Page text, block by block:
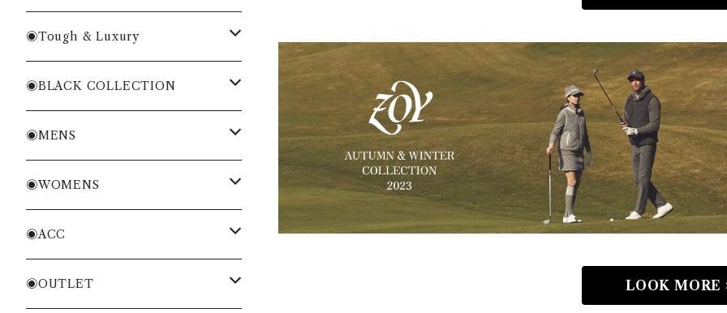
LOOK MORE
ACC
WOMENS
MENS
WOMENS
ACC
◉Tough & Luxury
・Cordura Eco Collection
・More Classical & Fashionable
◉BLACK COLLECTION
・VESSEL×ZOY
◉MENS
シャツ・ポロシャツ
Tシャツ・トレーナー
ニット・ニットベスト
◉WOMENS
シャツ・ポロシャツ
Tシャツ・トレーナー
◉ACC
バッグ
◉OUTLET